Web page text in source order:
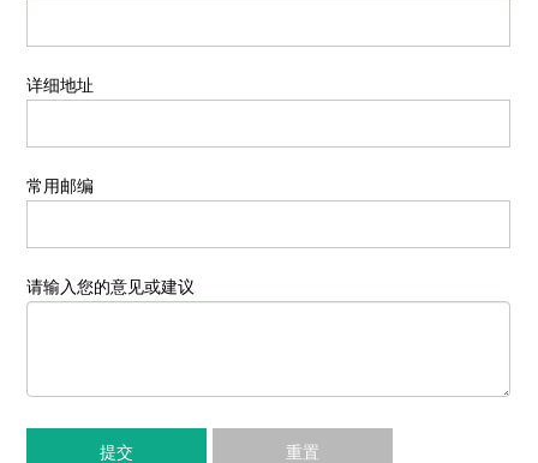
详细地址
常用邮编
请输入您的意见或建议
提交 重置